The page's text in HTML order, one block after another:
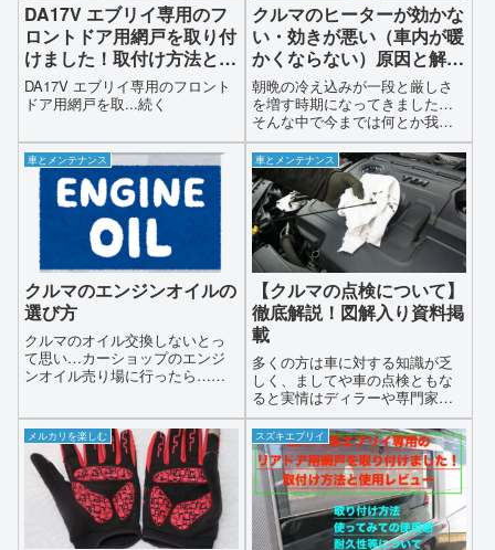
DA17V エブリイ専用のフ
ロントドア用網戸を取り付
けました！取付け方法とレ
ビュー
DA17V エブリイ専用のフロント
ドア用網戸を取...続く
クルマのヒーターが効かな
い・効きが悪い（車内が暖
かくならない）原因と解決
策
朝晩の冷え込みが一段と厳しさ
を増す時期になってきました…
そんな中で今までは何とか我慢
してきたけれどクルマのヒータ
ーが効かない（車内が暖かくな
らない）で寒くて大変という方
もいらっしゃるのでは無いでし
ょうか今回はこのクルマのヒー
ターが効かない原因について探
求し素人でも応急処置で直す方
法なども交えて解説していきま
す
車とメンテナンス
クルマのエンジンオイルの
選び方
クルマのオイル交換しないとっ
て思い…カーショップのエンジ
ンオイル売り場に行ったら…オ
ん（−＿−；）そんな方も多いの
ではないでしょうか…それもそ
うですよね…棚一杯に並んだい
ろんな種類のエンジンオイルを
見た瞬間エンジンオイルに詳し
くない方であれば頭が真っ白に
なりますよね
車とメンテナンス
【クルマの点検について】
徹底解説！図解入り資料掲
載
多くの方は車に対する知識が乏
しく、ましてや車の点検ともな
ると実情はディラーや専門家任
せになっているのではないでし
ょうか？…車の維持管理や未然
に突発的な故障、それに付随し
て起こる可能性がある事故・或
いは環境に対する配慮等を考え
た場合、クルマの使用者でも出
来る日常点検や法定点検は欠か
せない作業になります
メルカリを楽しむ スズキエブリイ